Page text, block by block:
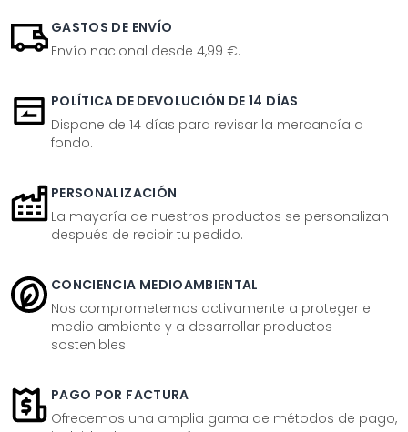
GASTOS DE ENVÍO
Envío nacional desde 4,99 €.
POLÍTICA DE DEVOLUCIÓN DE 14 DÍAS
Dispone de 14 días para revisar la mercancía a
fondo.
PERSONALIZACIÓN
La mayoría de nuestros productos se personalizan
después de recibir tu pedido.
CONCIENCIA MEDIOAMBIENTAL
Nos comprometemos activamente a proteger el
medio ambiente y a desarrollar productos
sostenibles.
PAGO POR FACTURA
Ofrecemos una amplia gama de métodos de pago,